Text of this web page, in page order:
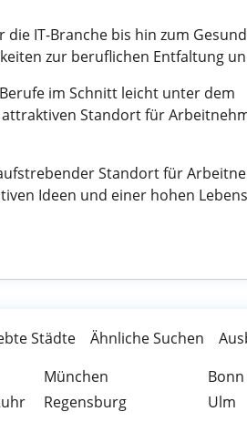
IT-Branche bis hin zum
zur beruflichen Entfaltung
im Schnitt leicht unter dem
Standort für
Standort für
Ideen und einer hohen
Städte Ähnliche Suchen
München
Bonn
Regensburg
Ulm